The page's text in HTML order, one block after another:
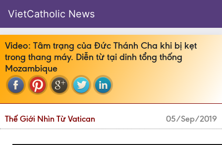
VietCatholic News
Video: Tâm trạng của Đức Thánh Cha khi bị kẹt
trong thang máy. Diễn từ tại dinh tổng thống
Mozambique
Thế Giới Nhìn Từ Vatican 05/Sep/2019